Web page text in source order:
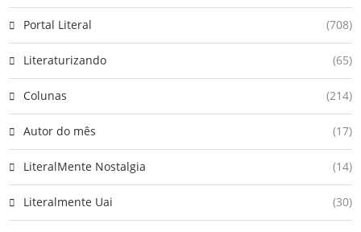
Portal Literal (708)
Literaturizando (65)
Colunas (214)
Autor do mês (17)
LiteralMente Nostalgia (14)
Literalmente Uai (30)